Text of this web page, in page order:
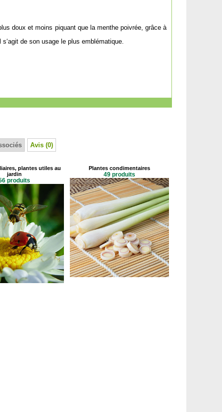
doux et moins piquant que la menthe poivrée, grâce à
de son usage le plus emblématique.
Avis (0)
plantes utiles au
jardin
produits
Plantes condimentaires
49 produits